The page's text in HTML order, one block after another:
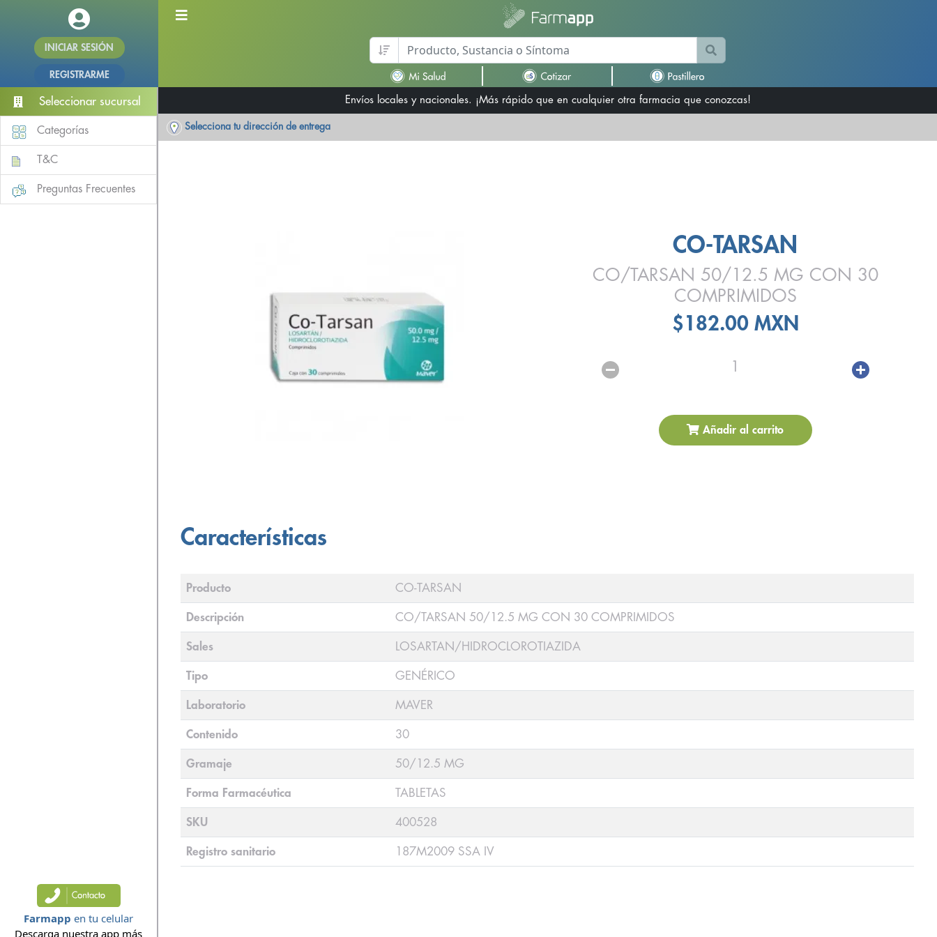
INICIAR SESIÓN
REGISTRARME
Seleccionar sucursal
Categorías
T&C
Preguntas Frecuentes
Farmapp en tu celular
Descarga nuestra app más
Envíos locales y nacionales. ¡Más rápido que en cualquier otra farmacia que conozcas!
Selecciona tu dirección de entrega
CO-TARSAN
CO/TARSAN 50/12.5 MG CON 30
COMPRIMIDOS
$182.00 MXN
1
Añadir al carrito
Características
Producto CO-TARSAN
Descripción CO/TARSAN 50/12.5 MG CON 30 COMPRIMIDOS
Sales LOSARTAN/HIDROCLOROTIAZIDA
Tipo GENÉRICO
Laboratorio MAVER
Contenido 30
Gramaje 50/12.5 MG
Forma Farmacéutica TABLETAS
SKU 400528
Registro sanitario 187M2009 SSA IV